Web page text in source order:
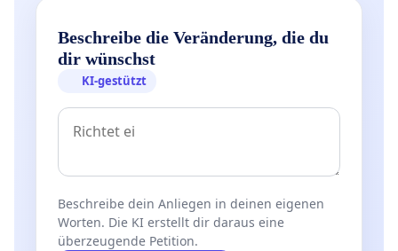
Beschreibe die Veränderung, die du
dir wünschst
KI-gestützt
Beschreibe dein Anliegen in deinen eigenen
Worten. Die KI erstellt dir daraus eine
überzeugende Petition.